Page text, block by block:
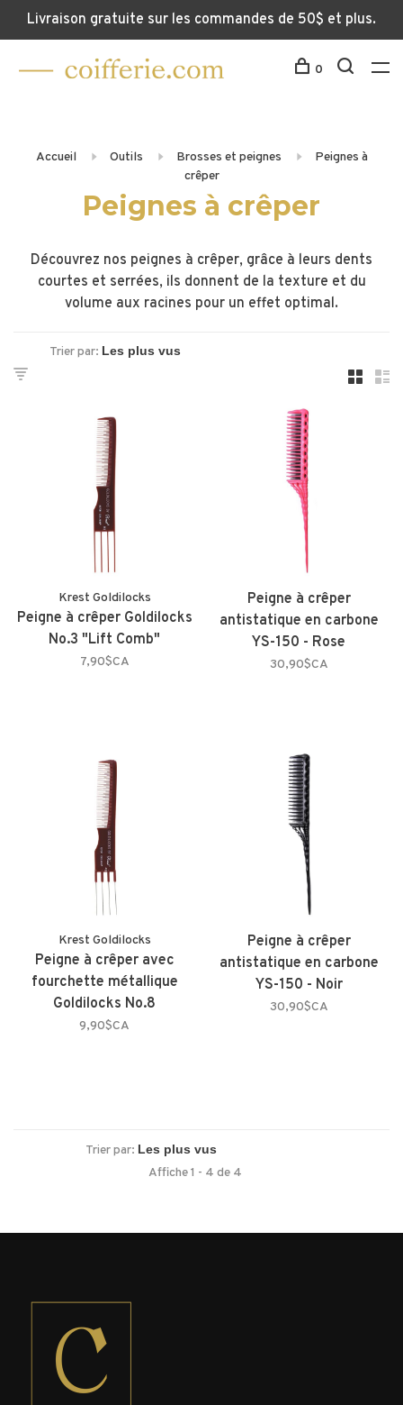
Livraison gratuite sur les commandes de 50$ et plus.
0
Accueil Outils Brosses et peignes
Peignes à
crêper
Peignes à crêper
Découvrez nos peignes à crêper, grâce à leurs dents
courtes et serrées, ils donnent de la texture et du
volume aux racines pour un effet optimal.
Trier par:
Krest Goldilocks
Peigne à crêper Goldilocks
No.3 "Lift Comb"
7,90$CA
Peigne à crêper
antistatique en carbone
YS-150 - Rose
30,90$CA
Krest Goldilocks
Peigne à crêper avec
fourchette métallique
Goldilocks No.8
9,90$CA
Peigne à crêper
antistatique en carbone
YS-150 - Noir
30,90$CA
Trier par:
Affiche 1 - 4 de 4